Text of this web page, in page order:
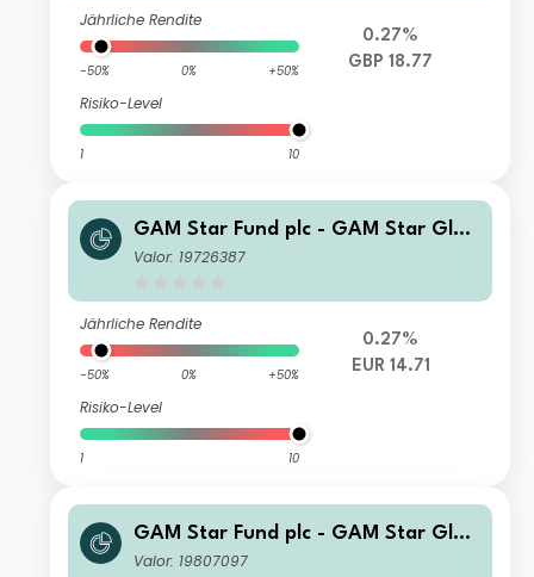
Jährliche Rendite
-50% 0% +50%
Risiko-Level
1 10
0.27%
GBP 18.77
GAM Star Fund plc - GAM Star Glob
al Cautious Ordinary Hedged EUR A
Valor: 19726387
Jährliche Rendite
-50% 0% +50%
Risiko-Level
1 10
0.27%
EUR 14.71
GAM Star Fund plc - GAM Star Glob
al Cautious Selling Agent C USD Acc
Valor: 19807097